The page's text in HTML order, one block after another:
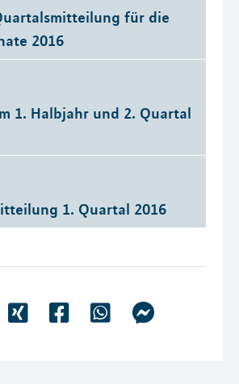
für die
2016
1. Halbjahr und 2. Quartal
1. Quartal 2016